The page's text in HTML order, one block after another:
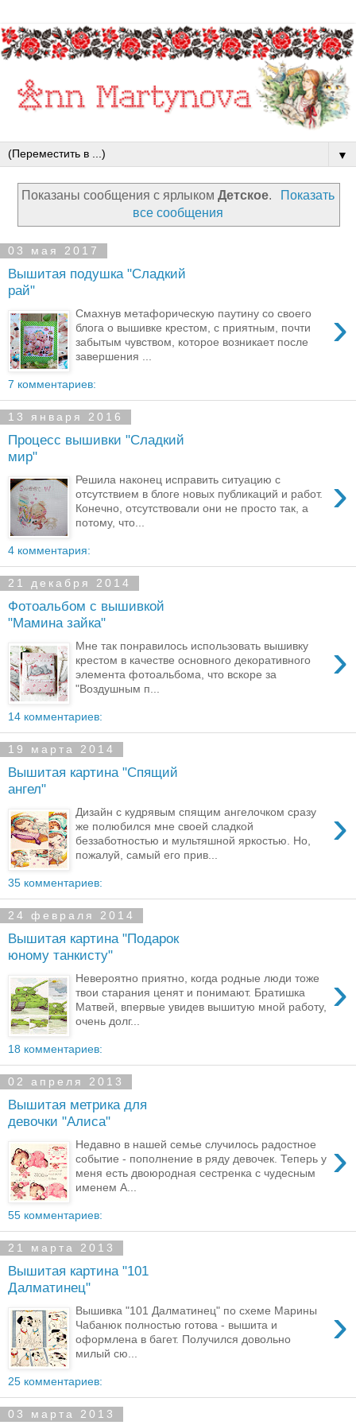
▼
Показаны сообщения с ярлыкомДетское.
Показать
все сообщения
03 мая 2017
Вышитая подушка "Сладкий
рай"
›
Смахнув метафорическую паутину со своего
блога о вышивке крестом, с приятным, почти
забытым чувством, которое возникает после
завершения ...
7 комментариев:
13 января 2016
Процесс вышивки "Сладкий
мир"
›
Решила наконец исправить ситуацию с
отсутствием в блоге новых публикаций и работ.
Конечно, отсутствовали они не просто так, а
потому, что...
4 комментария:
21 декабря 2014
Фотоальбом с вышивкой
"Мамина зайка"
›
Мне так понравилось использовать вышивку
крестом в качестве основного декоративного
элемента фотоальбома, что вскоре за
"Воздушным п...
14 комментариев:
19 марта 2014
Вышитая картина "Спящий
ангел"
›
Дизайн с кудрявым спящим ангелочком сразу
же полюбился мне своей сладкой
беззаботностью и мультяшной яркостью. Но,
пожалуй, самый его прив...
35 комментариев:
24 февраля 2014
Вышитая картина "Подарок
юному танкисту"
›
Невероятно приятно, когда родные люди тоже
твои старания ценят и понимают. Братишка
Матвей, впервые увидев вышитую мной работу,
очень долг...
18 комментариев:
02 апреля 2013
Вышитая метрика для
девочки "Алиса"
›
Недавно в нашей семье случилось радостное
событие - пополнение в ряду девочек. Теперь у
меня есть двоюродная сестренка с чудесным
именем А...
55 комментариев:
21 марта 2013
Вышитая картина "101
Далматинец"
›
Вышивка "101 Далматинец" по схеме Марины
Чабанюк полностью готова - вышита и
оформлена в багет. Получился довольно
милый сю...
25 комментариев:
03 марта 2013